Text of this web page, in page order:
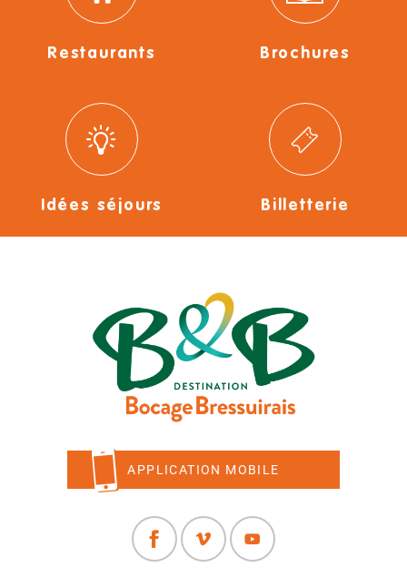
Restaurants Brochures
Idées séjours Billetterie
APPLICATION MOBILE